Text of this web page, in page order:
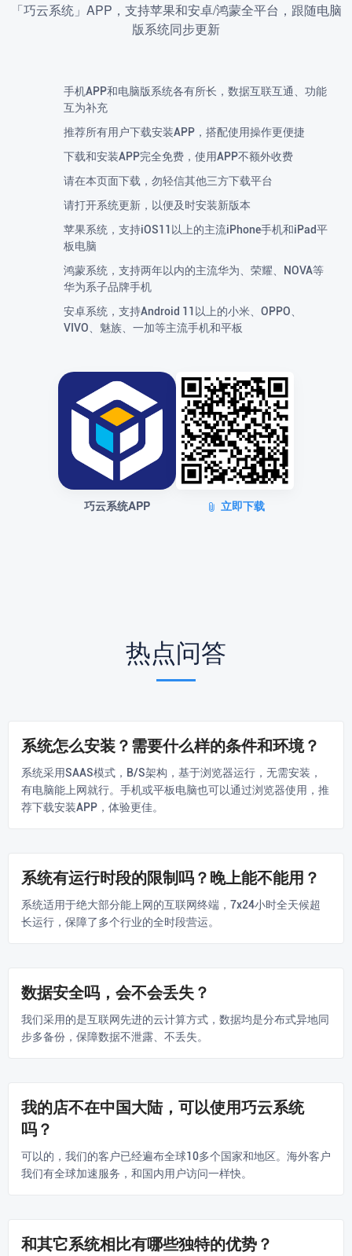
「巧云系统」APP，支持苹果和安卓/鸿蒙全平台，跟随电脑
版系统同步更新
手机APP和电脑版系统各有所长，数据互联互通、功能
互为补充
推荐所有用户下载安装APP，搭配使用操作更便捷
下载和安装APP完全免费，使用APP不额外收费
请在本页面下载，勿轻信其他三方下载平台
请打开系统更新，以便及时安装新版本
苹果系统，支持iOS11以上的主流iPhone手机和iPad平
板电脑
鸿蒙系统，支持两年以内的主流华为、荣耀、NOVA等
华为系子品牌手机
安卓系统，支持Android 11以上的小米、OPPO、
VIVO、魅族、一加等主流手机和平板
巧云系统APP 立即下载
热点问答
系统怎么安装？需要什么样的条件和环境？
系统采用SAAS模式，B/S架构，基于浏览器运行，无需安装，
有电脑能上网就行。手机或平板电脑也可以通过浏览器使用，推
荐下载安装APP，体验更佳。
系统有运行时段的限制吗？晚上能不能用？
系统适用于绝大部分能上网的互联网终端，7x24小时全天候超
长运行，保障了多个行业的全时段营运。
数据安全吗，会不会丢失？
我们采用的是互联网先进的云计算方式，数据均是分布式异地同
步多备份，保障数据不泄露、不丢失。
我的店不在中国大陆，可以使用巧云系统
吗？
可以的，我们的客户已经遍布全球10多个国家和地区。海外客户
我们有全球加速服务，和国内用户访问一样快。
和其它系统相比有哪些独特的优势？